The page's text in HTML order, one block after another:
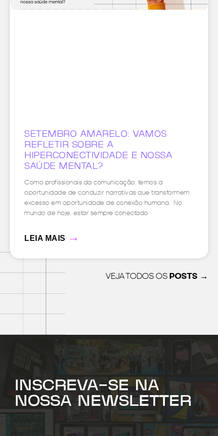
SETEMBRO AMARELO: VAMOS
REFLETIR SOBRE A
HIPERCONECTIVIDADE E NOSSA
SAÚDE MENTAL?
Como profissionais da comunicação, temos a
oportunidade de conduzir narrativas que transformem
excesso em oportunidade de conexão humana. No
mundo de hoje, estar sempre conectado
LEIA MAIS →
VEJA TODOS OSPOSTS →
INSCREVA-SE NA
NOSSA NEWSLETTER